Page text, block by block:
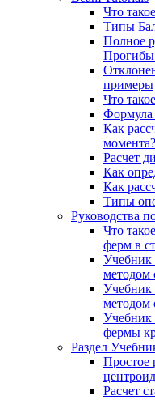
Что
Типы
Полное
примеры
Что
Формула
Как
момента?
Расчет
Как
Как
Типы
Руководства
Что
ферм в
Учебник
методом
Учебник
методом
Учебник
фермы
Раздел
Простое
центроид
Расчет